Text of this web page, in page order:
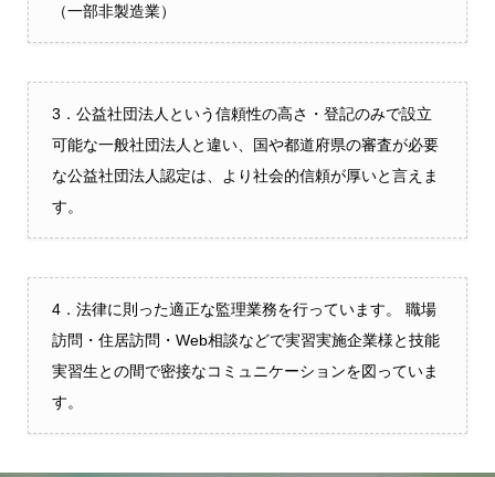
（一部非製造業）
3．公益社団法人という信頼性の高さ・登記のみで設立
可能な一般社団法人と違い、国や都道府県の審査が必要
な公益社団法人認定は、より社会的信頼が厚いと言えま
す。
4．法律に則った適正な監理業務を行っています。 職場
訪問・住居訪問・Web相談などで実習実施企業様と技能
実習生との間で密接なコミュニケーションを図っていま
す。